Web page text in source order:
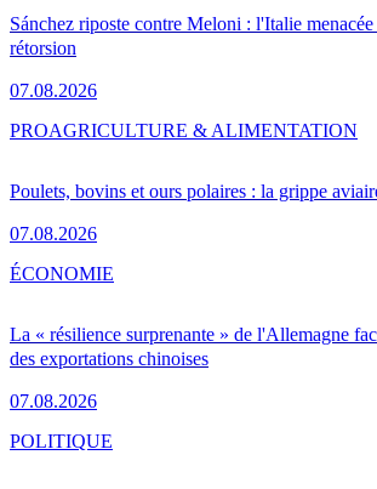
Sánchez riposte contre Meloni : l'Italie menacée
rétorsion
07.08.2026
Poulets, bovins et ours polaires : la grippe
07.08.2026
PROAGRICULTURE & ALIMENTATION
La « résilience surprenante » de l'Allemagne
des exportations chinoises
07.08.2026
ÉCONOMIE
POLITIQUE